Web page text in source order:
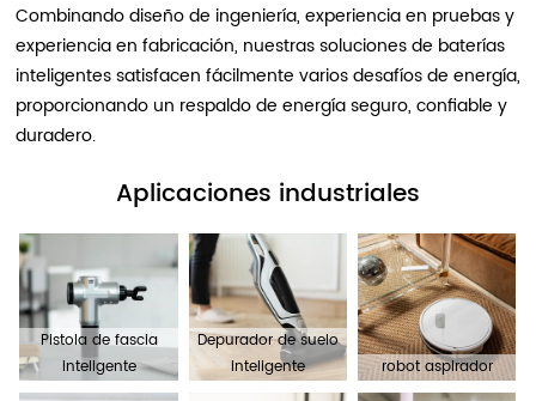
Combinando diseño de ingeniería, experiencia en pruebas y
experiencia en fabricación, nuestras soluciones de baterías
inteligentes satisfacen fácilmente varios desafíos de energía,
proporcionando un respaldo de energía seguro, confiable y
duradero.
Aplicaciones industriales
Pistola de fascia
inteligente
Depurador de suelo
inteligente
robot aspirador